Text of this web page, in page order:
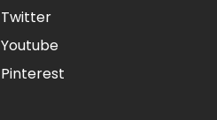
Twitter
Youtube
Pinterest